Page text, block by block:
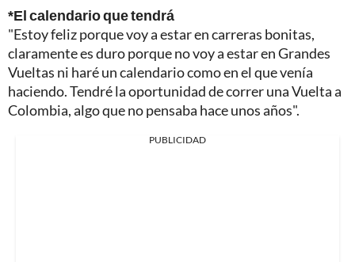
*El calendario que tendrá
"Estoy feliz porque voy a estar en carreras bonitas,
claramente es duro porque no voy a estar en Grandes
Vueltas ni haré un calendario como en el que venía
haciendo. Tendré la oportunidad de correr una Vuelta a
Colombia, algo que no pensaba hace unos años".
PUBLICIDAD